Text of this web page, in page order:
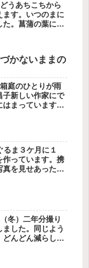
うあちこちから
ます。いつのまに
。菖蒲の葉に抜
マーガレット・
スは抹茶色で
かないままの
庭のひとりが雨
新しい作家にで
はまっています。
食べないでくだ
ではプレミアムが
ま３ケ月に１
作っています。携
を見せあったり
真集作りをやめ
プリントで日記
冬）二年分撮り
した。同じよう
んどん減らしま